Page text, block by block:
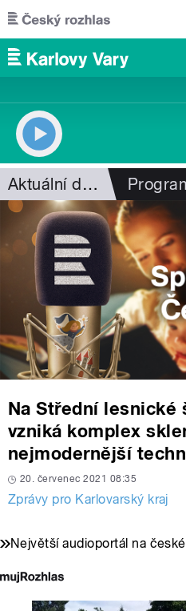
Přejít k hlavnímu obsahu
Aktuální dění
Na Střední lesnické
vzniká komplex
nejmodernější
20. červenec 2021 08:35
Zprávy pro Karlovarský kraj
Největší audioportál na